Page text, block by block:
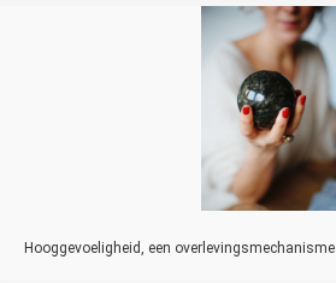
Hooggevoeligheid, een overlevingsmechanisme